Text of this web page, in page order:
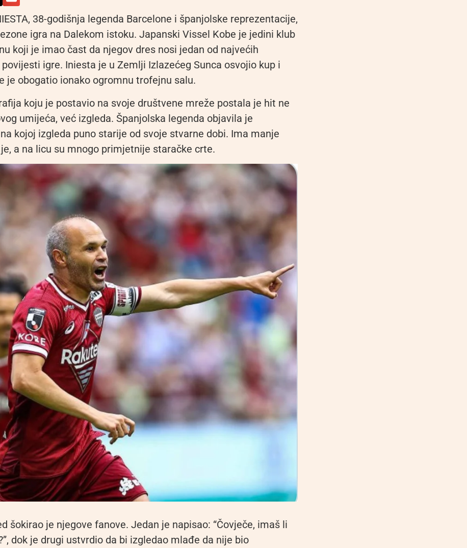
38-godišnja legenda Barcelone i španjolske reprezentacije,
igra na Dalekom istoku. Japanski Vissel Kobe je jedini klub
koji je imao čast da njegov dres nosi jedan od najvećih
igre. Iniesta je u Zemlji Izlazećeg Sunca osvojio kup i
je obogatio ionako ogromnu trofejnu salu.
koju je postavio na svoje društvene mreže postala je hit ne
umijeća, već izgleda. Španjolska legenda objavila je
kojoj izgleda puno starije od svoje stvarne dobi. Ima manje
a na licu su mnogo primjetnije staračke crte.
šokirao je njegove fanove. Jedan je napisao: “Čovječe, imaš li
dok je drugi ustvrdio da bi izgledao mlađe da nije bio